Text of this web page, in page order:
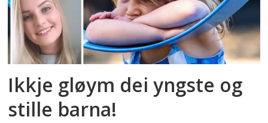
Ikkje gløym dei yngste og
stille barna!